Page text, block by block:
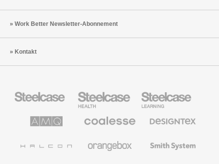
Work Better Newsletter-Abonnement
Kontakt
Büromöbel
Health
Education
Möbel
Solutions
Büromöbel
Textilien
System